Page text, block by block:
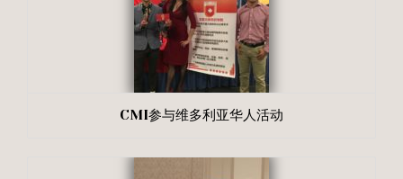
CMI参与维多利亚华人活动